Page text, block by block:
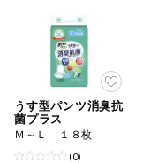
うす型パンツ消臭抗
菌プラス
Ｍ～Ｌ １８枚
(0)